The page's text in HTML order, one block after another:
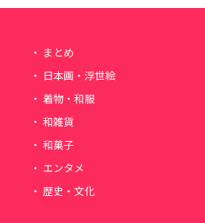
まとめ
日本画・浮世絵
着物・和服
和雑貨
和菓子
エンタメ
歴史・文化